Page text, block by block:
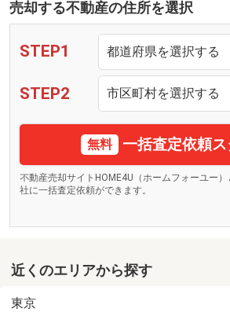
売却する不動産の住所を選択
STEP1
STEP2
無料 一括査定依頼ス
不動産売却サイトHOME4U（ホームフォーユー
社に一括査定依頼ができます。
近くのエリアから探す
東京